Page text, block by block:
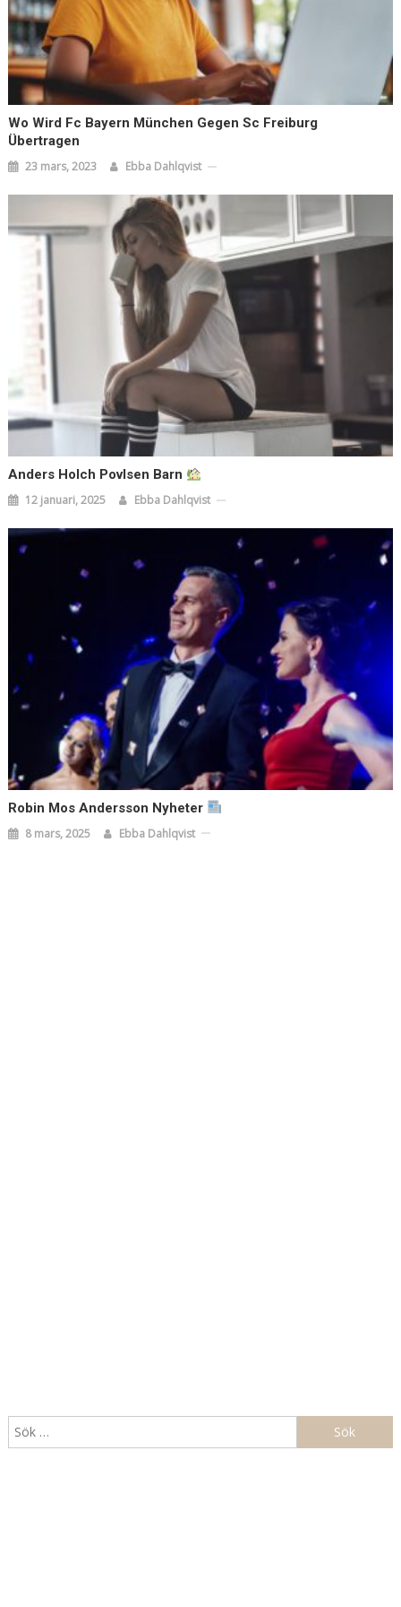
Wo Wird Fc Bayern München Gegen Sc Freiburg
Übertragen
23 mars, 2023 Ebba Dahlqvist
Anders Holch Povlsen Barn
12 januari, 2025 Ebba Dahlqvist
Robin Mos Andersson Nyheter
8 mars, 2025 Ebba Dahlqvist
efter: